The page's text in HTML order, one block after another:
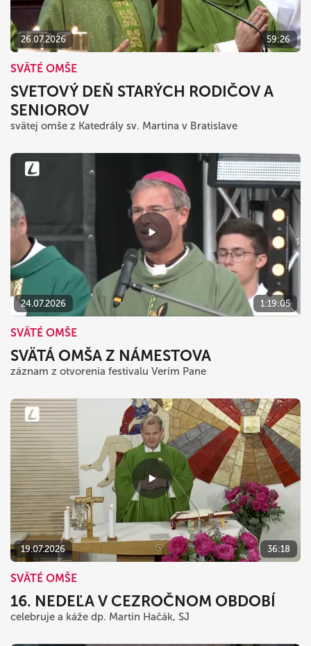
26.07.2026 59:26
SVÄTÉ OMŠE
SVETOVÝ DEŇ STARÝCH RODIČOV A
SENIOROV
svätej omše z Katedrály sv. Martina v Bratislave
24.07.2026 1:19:05
SVÄTÉ OMŠE
SVÄTÁ OMŠA Z NÁMESTOVA
záznam z otvorenia festivalu Verím Pane
19.07.2026 36:18
SVÄTÉ OMŠE
16. NEDEĽA V CEZROČNOM OBDOBÍ
celebruje a káže dp. Martin Hačák, SJ